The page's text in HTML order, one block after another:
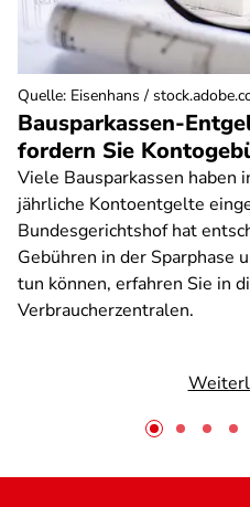
Bausparkassen-
fordern Sie
Viele Bausparkassen haben
jährliche Kontoentgelte
Bundesgerichtshof hat
Gebühren in der Sparphase
tun können, erfahren Sie in
Verbraucherzentralen.
Quelle: Eisenhans /